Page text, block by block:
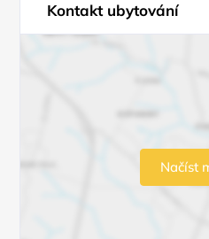
Kontakt ubytování
Načíst